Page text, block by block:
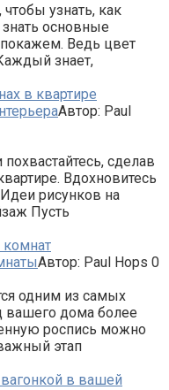
узнать, как
основные
Ведь цвет
знает,
в квартире
Автор: Paul
сделав
Вдохновитесь
рисунков на
Пусть
комнат
Автор: Paul Hops 0
одним из самых
вашего дома более
роспись можно
этап
в вашей